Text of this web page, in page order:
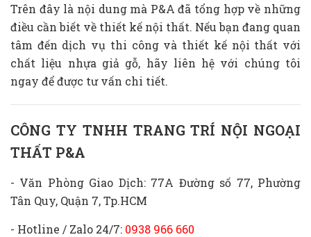
Trên đây là nội dung mà P&A đã tổng hợp về những
điều cần biết về thiết kế nội thất. Nếu bạn đang quan
tâm đến dịch vụ thi công và thiết kế nội thất với
chất liệu nhựa giả gỗ, hãy liên hệ với chúng tôi
ngay để được tư vấn chi tiết.
CÔNG TY TNHH TRANG TRÍ NỘI NGOẠI
THẤT P&A
- Văn Phòng Giao Dịch: 77A Đường số 77, Phường
Tân Quy, Quận 7, Tp.HCM
- Hotline / Zalo 24/7: 0938 966 660